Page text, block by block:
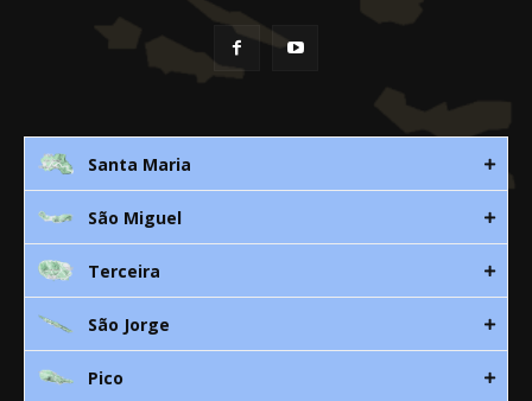
Santa Maria
Rua 3. Leandres Chaves, 12C
296 882 118
smaria@spra.pt
São Miguel
Av. D. João lll, bloco A, nº10 – 3º
296 205 960
912 344 869
Terceira
Canada Nova 21
São Jorge
Rua Dr. Manuel de Arriaga, S/N
Pico